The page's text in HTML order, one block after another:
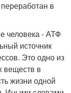
в
человека - АТФ
источник
Это одно из
веществ в
жизни одной